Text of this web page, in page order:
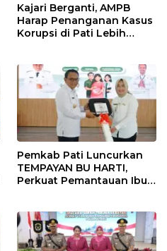
Kajari Berganti, AMPB
Harap Penanganan Kasus
Korupsi di Pati Lebih
Pemkab Pati Luncurkan
TEMPAYAN BU HARTI,
Perkuat Pemantauan Ibu